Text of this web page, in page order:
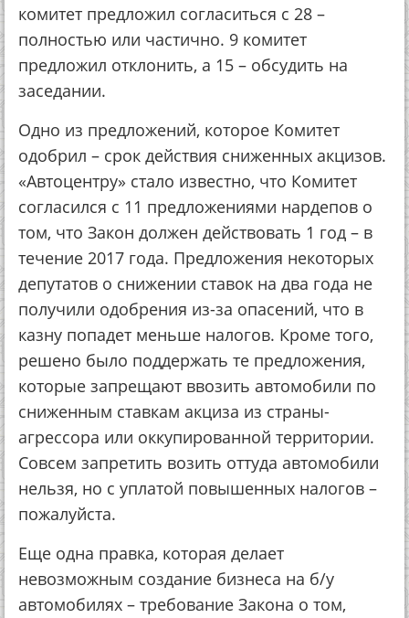
комитет предложил согласиться с 28 –
полностью или частично. 9 комитет
предложил отклонить, а 15 – обсудить на
заседании.
Одно из предложений, которое Комитет
одобрил – срок действия сниженных акцизов.
«Автоцентру» стало известно, что Комитет
согласился с 11 предложениями нардепов о
том, что Закон должен действовать 1 год – в
течение 2017 года. Предложения некоторых
депутатов о снижении ставок на два года не
получили одобрения из-за опасений, что в
казну попадет меньше налогов. Кроме того,
решено было поддержать те предложения,
которые запрещают ввозить автомобили по
сниженным ставкам акциза из страны-
агрессора или оккупированной территории.
Совсем запретить возить оттуда автомобили
нельзя, но с уплатой повышенных налогов –
пожалуйста.
Еще одна правка, которая делает
невозможным создание бизнеса на б/у
автомобилях – требование Закона о том,